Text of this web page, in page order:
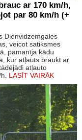
ar 170 km/h,
par 80 km/h (+
Dienvidzemgales
veicot satiksmes
pamanīja kādu
kur atļauts braukt ar
atļauto
LASĪT VAIRĀK